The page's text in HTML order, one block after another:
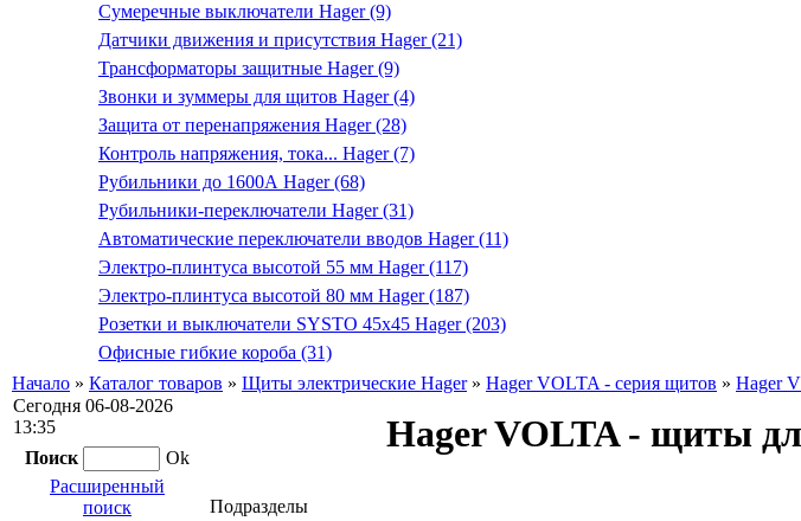
Сумеречные выключатели Hager (9)
Датчики движения и присутствия Hager (21)
Трансформаторы защитные Hager (9)
Звонки и зуммеры для щитов Hager (4)
Защита от перенапряжения Hager (28)
Контроль напряжения, тока... Hager (7)
Рубильники до 1600А Hager (68)
Рубильники-переключатели Hager (31)
Автоматические переключатели вводов Hager (11)
Электро-плинтуса высотой 55 мм Hager (117)
Электро-плинтуса высотой 80 мм Hager (187)
Розетки и выключатели SYSTO 45х45 Hager (203)
Офисные гибкие короба (31)
Начало » Каталог товаров » Щиты электрические Hager» Hager VOLTA - серия щитов » Hager
Сегодня 06-08-2026
13:35
Поиск
Ok
Расширенный
поиск
Hager VOLTA - щиты
Подразделы